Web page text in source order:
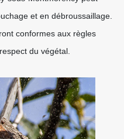
et en débroussaillage.
conformes aux règles
du végétal.